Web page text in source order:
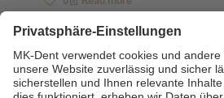
Olio di Servizio LU1011